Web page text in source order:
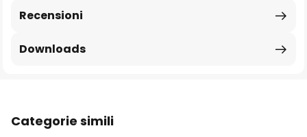
Recensioni
Downloads
Categorie simili